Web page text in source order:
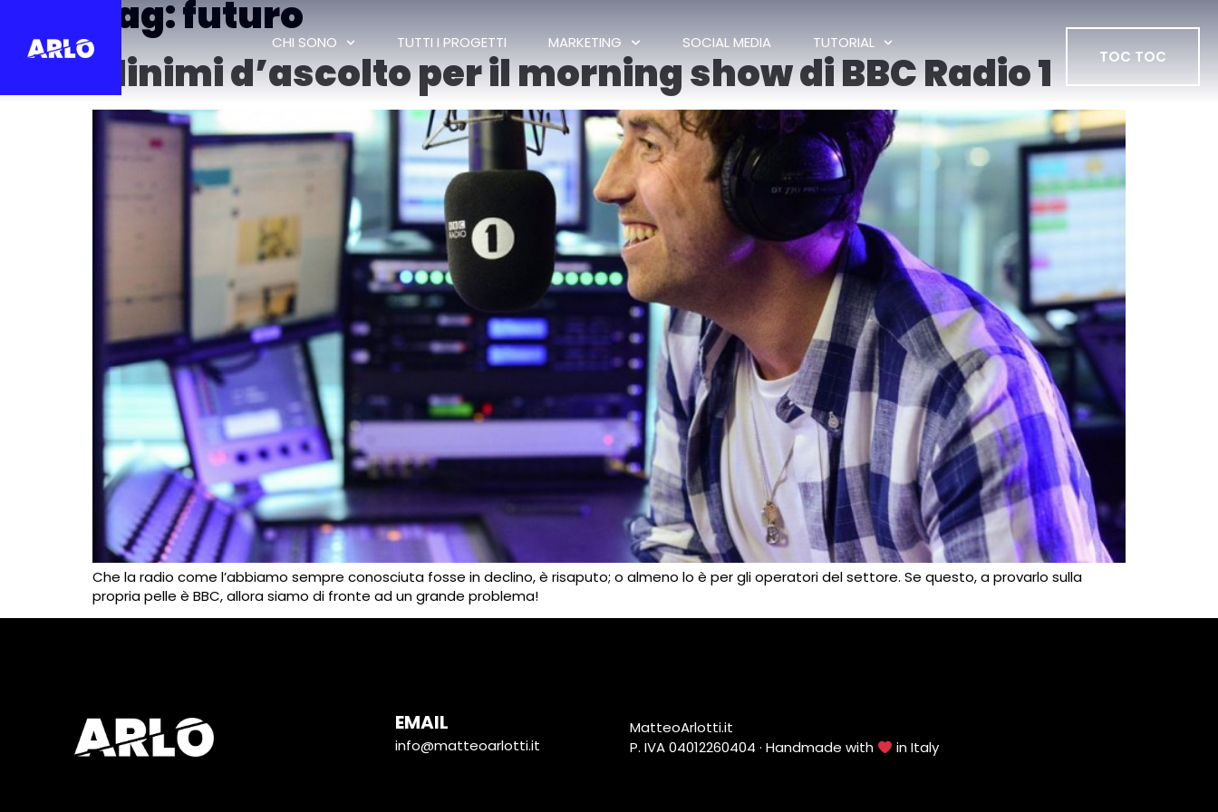
CHI SONO TUTTI I PROGETTI MARKETING SOCIAL MEDIA TUTORIAL
TOC TOC
Tag:futuro
Minimi d’ascolto per il morning show di BBC Radio 1
Che la radio come l’abbiamo sempre conosciuta fosse in declino, è risaputo; o almeno lo è per gli operatori del settore. Se questo, a provarlo sulla
propria pelle è BBC, allora siamo di fronte ad un grande problema!
EMAIL
info@matteoarlotti.it
MatteoArlotti.it
P. IVA 04012260404 · Handmade with
in Italy